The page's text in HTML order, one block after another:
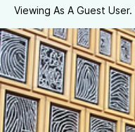
Viewing As A Guest User.